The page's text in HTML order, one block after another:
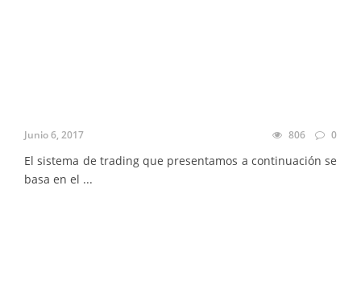
Junio 6, 2017 806 0
El sistema de trading que presentamos a continuación se
basa en el ...